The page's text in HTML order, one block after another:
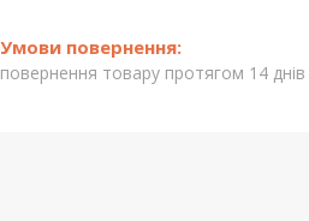
повернення товару протягом 14 днів